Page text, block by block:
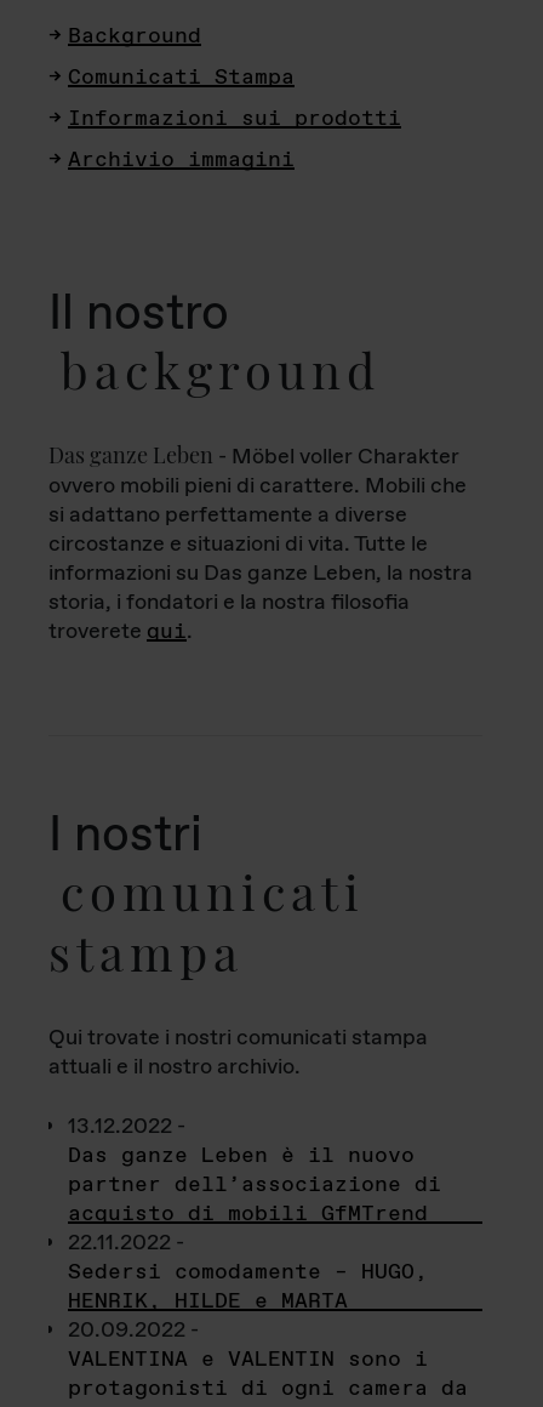
Background
Comunicati Stampa
Informazioni sui prodotti
Archivio immagini
Il nostro
background
Das ganze Leben - Möbel voller Charakter
ovvero mobili pieni di carattere. Mobili che
si adattano perfettamente a diverse
circostanze e situazioni di vita. Tutte le
informazioni su Das ganze Leben, la nostra
storia, i fondatori e la nostra filosofia
troverete qui.
I nostri
comunicati
stampa
Qui trovate i nostri comunicati stampa
attuali e il nostro archivio.
13.12.2022 -
Das ganze Leben è il nuovo
partner dell’associazione di
acquisto di mobili GfMTrend
22.11.2022 -
Sedersi comodamente – HUGO,
HENRIK, HILDE e MARTA
20.09.2022 -
VALENTINA e VALENTIN sono i
protagonisti di ogni camera da